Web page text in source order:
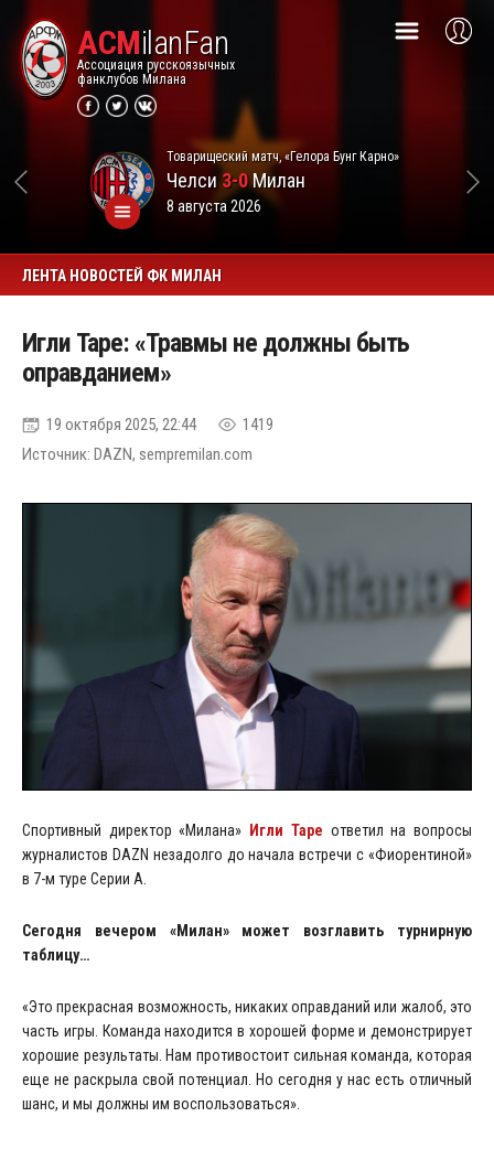
ACMilanFan
Ассоциация русскоязычных
фанклубов Милана
Товарищеский матч, «Гелора Бунг Карно»
Челси3-0Милан
8 августа 2026
ЛЕНТА НОВОСТЕЙ ФК МИЛАН
Игли Таре: «Травмы не должны быть
оправданием»
19 октября 2025, 22:44
1419
Источник: DAZN, sempremilan.com
Спортивный директор «Милана» Игли Таре ответил на вопросы
журналистов DAZN незадолго до начала встречи с «Фиорентиной»
в 7-м туре Серии А.
Сегодня вечером «Милан» может возглавить турнирную
таблицу…
«Это прекрасная возможность, никаких оправданий или жалоб, это
часть игры. Команда находится в хорошей форме и демонстрирует
хорошие результаты. Нам противостоит сильная команда, которая
еще не раскрыла свой потенциал. Но сегодня у нас есть отличный
шанс, и мы должны им воспользоваться».